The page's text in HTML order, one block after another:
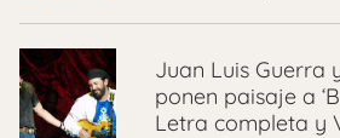
Juan Luis Guerra
ponen paisaje a
Letra completa y